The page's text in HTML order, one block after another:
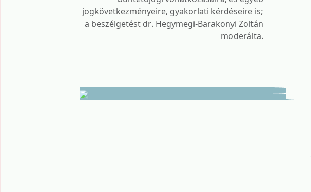
jogkövetkezményeire, gyakorlati kérdéseire is;
a beszélgetést dr. Hegymegi-Barakonyi Zoltán
moderálta.